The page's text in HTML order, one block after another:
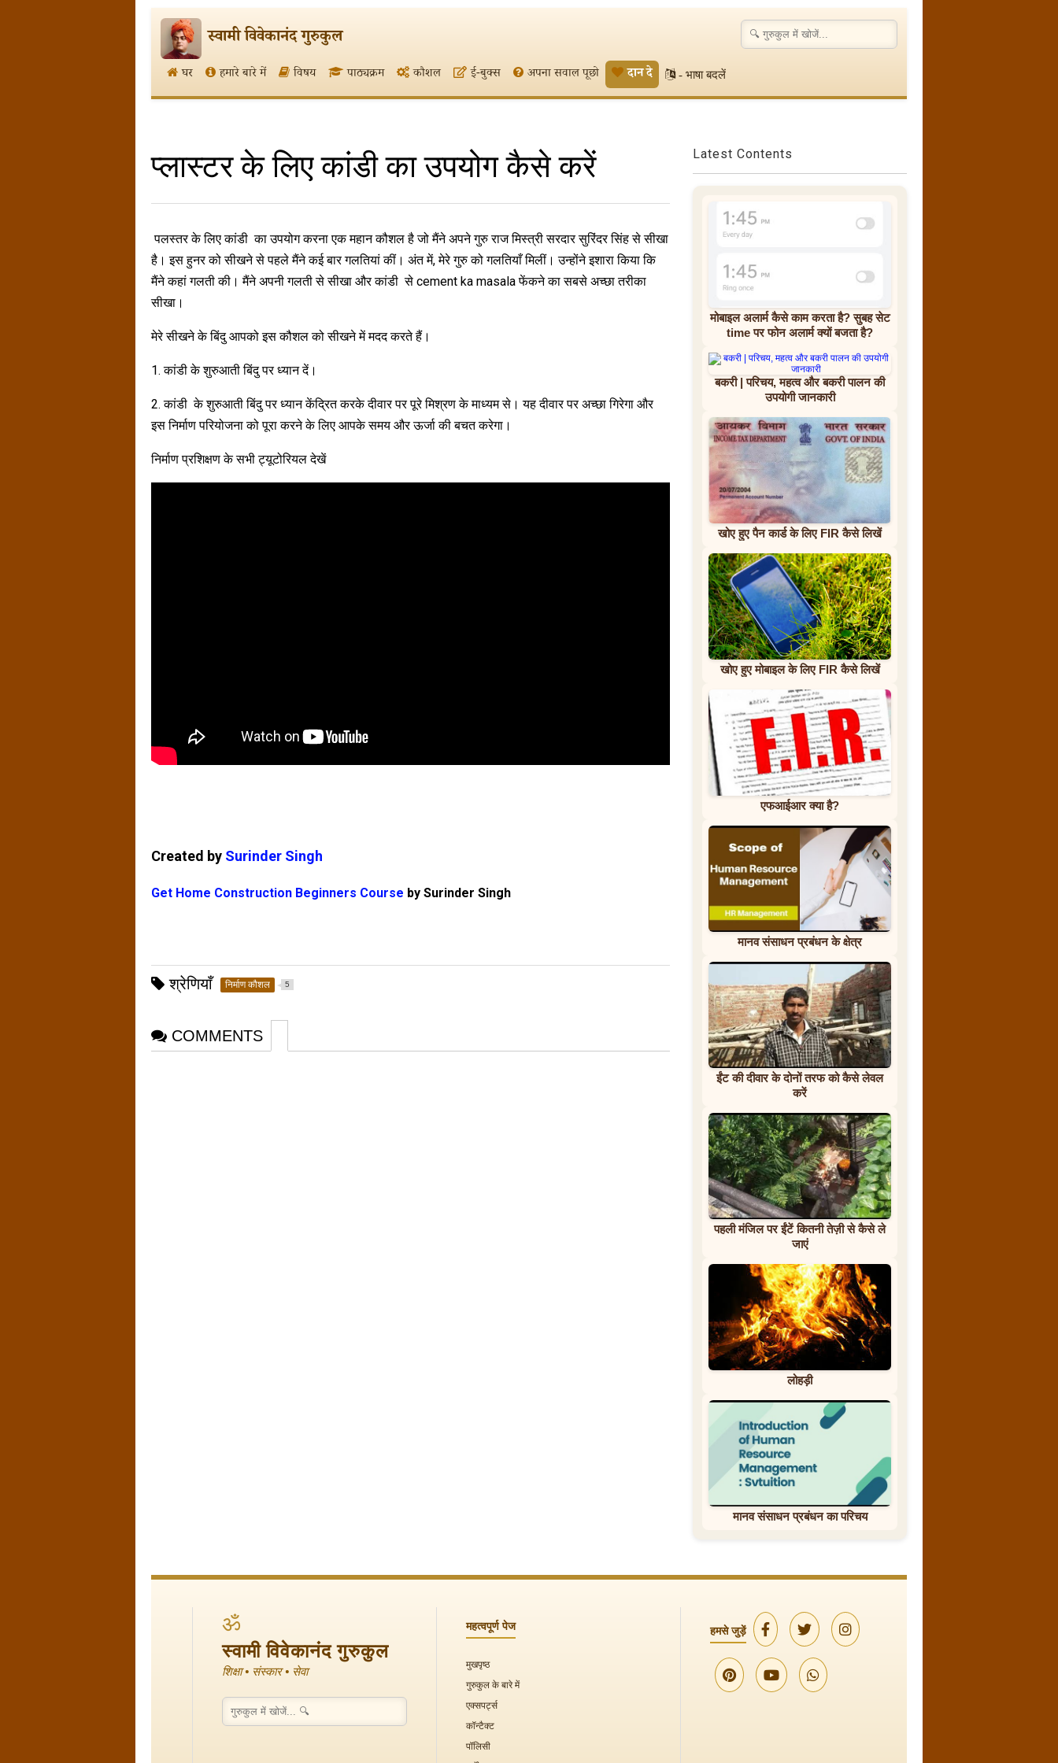
स्वामी विवेकानंद गुरुकुल
घर हमारे बारे में विषय पाठ्यक्रम कौशल ई-बुक्स अपना सवाल पूछो दान दे - भाषा बदलें
प्लास्टर के लिए कांडी का उपयोग कैसे करें
पलस्तर के लिए कांडी का उपयोग करना एक महान कौशल है जो मैंने अपने गुरु राज मिस्त्री सरदार सुरिंदर सिंह से सीखा
है। इस हुनर को सीखने से पहले मैंने कई बार गलतियां कीं। अंत में, मेरे गुरु को गलतियाँ मिलीं। उन्होंने इशारा किया कि
मैंने कहां गलती की। मैंने अपनी गलती से सीखा और कांडी से cement ka masala फेंकने का सबसे अच्छा तरीका
सीखा।
मेरे सीखने के बिंदु आपको इस कौशल को सीखने में मदद करते हैं।
1. कांडी के शुरुआती बिंदु पर ध्यान दें।
2. कांडी के शुरुआती बिंदु पर ध्यान केंद्रित करके दीवार पर पूरे मिश्रण के माध्यम से। यह दीवार पर अच्छा गिरेगा और
इस निर्माण परियोजना को पूरा करने के लिए आपके समय और ऊर्जा की बचत करेगा।
निर्माण प्रशिक्षण के सभी ट्यूटोरियल देखें
Created by Surinder Singh
Get Home Construction Beginners Course by Surinder Singh
श्रेणियाँ निर्माण कौशल 5
COMMENTS
Latest Contents
मोबाइल अलार्म कैसे काम करता है? सुबह सेट
time पर फोन अलार्म क्यों बजता है?
बकरी | परिचय, महत्व और बकरी पालन की
उपयोगी जानकारी
खोए हुए पैन कार्ड के लिए FIR कैसे लिखें
खोए हुए मोबाइल के लिए FIR कैसे लिखें
एफआईआर क्या है?
मानव संसाधन प्रबंधन के क्षेत्र
ईंट की दीवार के दोनों तरफ को कैसे लेवल
करें
पहली मंजिल पर ईंटें कितनी तेज़ी से कैसे ले
जाएं
लोहड़ी
मानव संसाधन प्रबंधन का परिचय
ॐ
स्वामी विवेकानंद गुरुकुल
शिक्षा • संस्कार • सेवा
महत्वपूर्ण पेज
मुखपृष्ठ
गुरुकुल के बारे में
एक्सपर्ट्स
कॉन्टैक्ट
पॉलिसी
हमसे जुड़ें